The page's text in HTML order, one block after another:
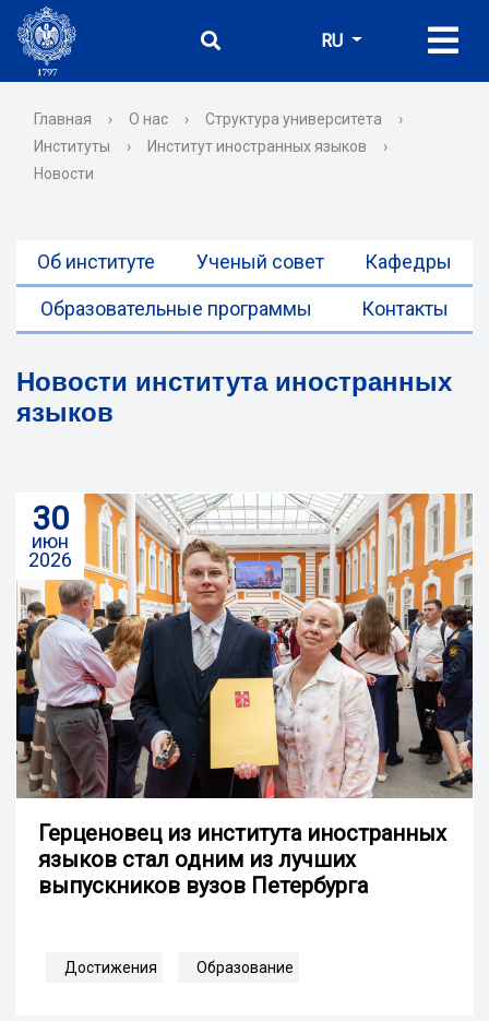
RU
Главная › О нас › Структура университета
›
Институты
› Институт иностранных языков
›
Новости
Об институте Ученый совет Кафедры
Образовательные программы Контакты
Новости института иностранных
языков
30
июн
2026
Герценовец из института иностранных
языков стал одним из лучших
выпускников вузов Петербурга
Достижения Образование